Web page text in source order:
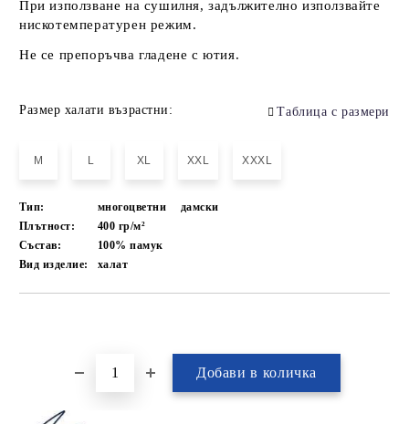
При използване на сушилня, задължително използвайте
нискотемпературен режим.
Не се препоръчва гладене с ютия.
Размер халати възрастни: Таблица с размери
M L XL XXL XXXL
Тип: многоцветни
дамски
Плътност:
400 гр/м²
Състав:
100% памук
Вид изделие:
халат